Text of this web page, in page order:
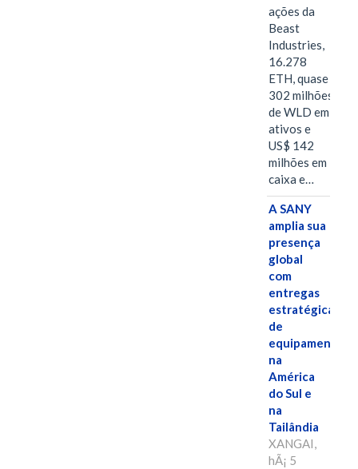
ações da
Beast
Industries,
16.278
ETH, quase
302 milhões
de WLD em
ativos e
US$ 142
milhões em
caixa e…
A SANY
amplia sua
presença
global
com
entregas
estratégicas
de
equipamentos
na
América
do Sul e
na
Tailândia
XANGAI,
hÃ¡ 5